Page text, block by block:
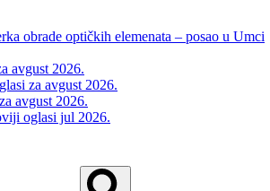
obrade optičkih elemenata – posao u Umci
avgust 2026.
za avgust 2026.
avgust 2026.
oglasi jul 2026.